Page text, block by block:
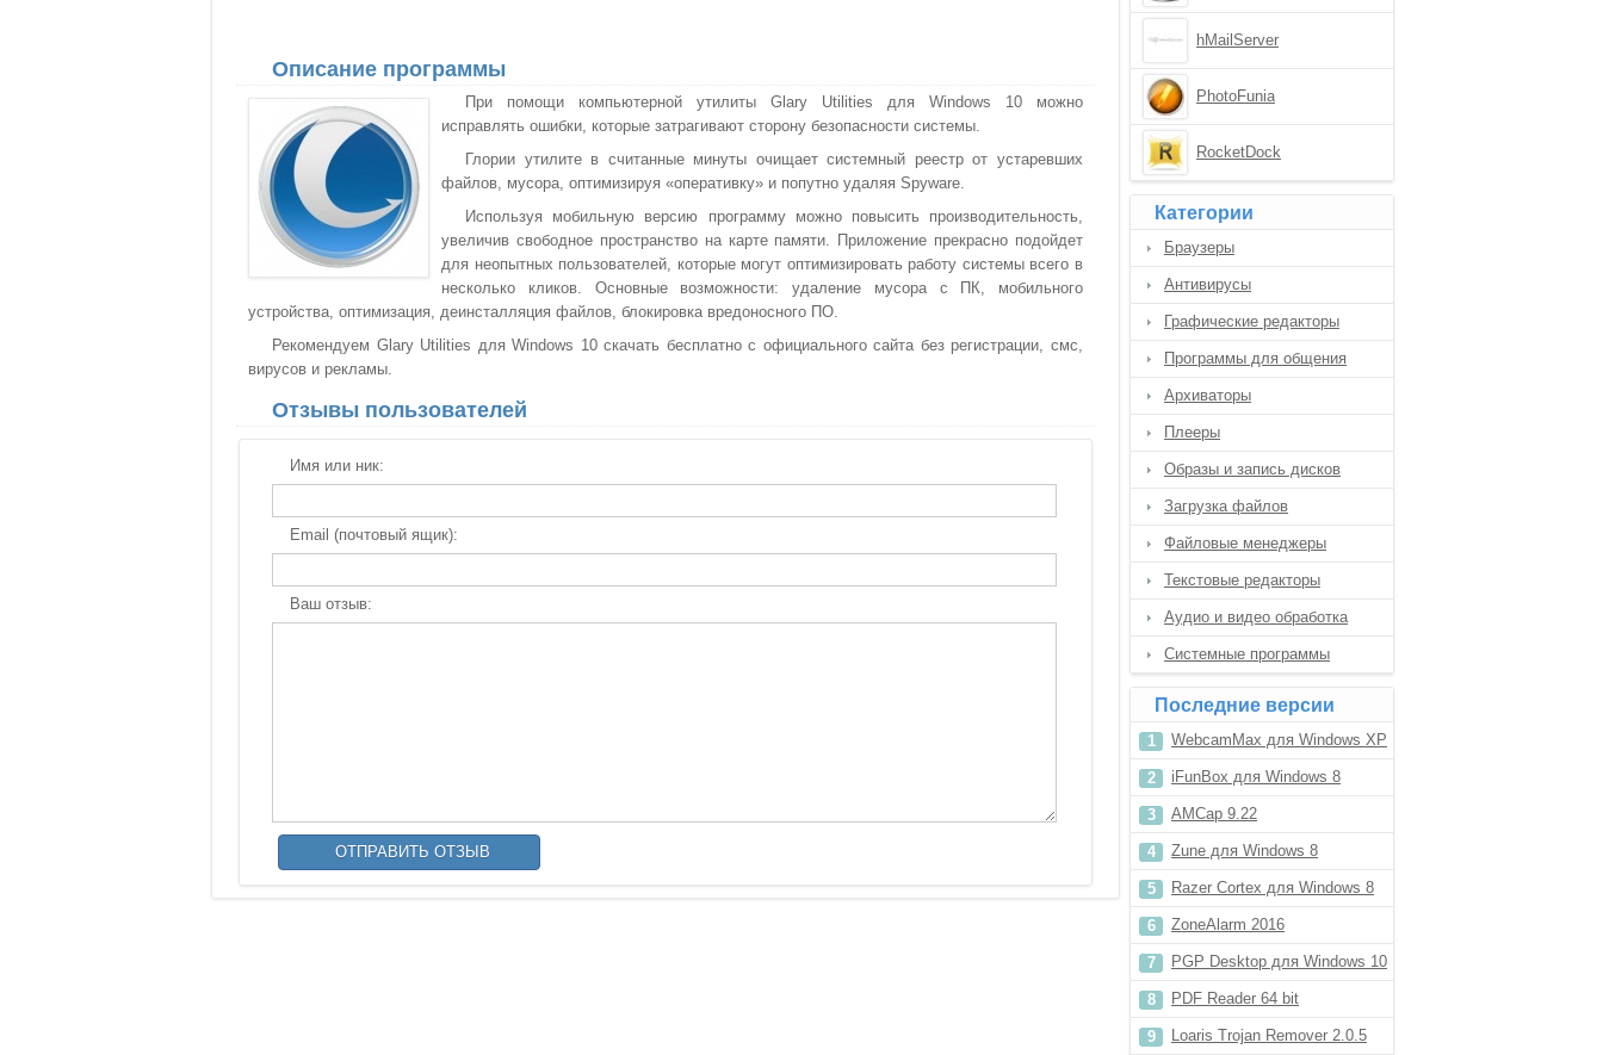
Описание программы
При помощи компьютерной утилиты Glary Utilities для Windows 10 можно
исправлять ошибки, которые затрагивают сторону безопасности системы.
Глории утилите в считанные минуты очищает системный реестр от устаревших
файлов, мусора, оптимизируя «оперативку» и попутно удаляя Spyware.
Используя мобильную версию программу можно повысить производительность,
увеличив свободное пространство на карте памяти. Приложение прекрасно подойдет
для неопытных пользователей, которые могут оптимизировать работу системы всего в
несколько кликов. Основные возможности: удаление мусора с ПК, мобильного
устройства, оптимизация, деинсталляция файлов, блокировка вредоносного ПО.
Рекомендуем Glary Utilities для Windows 10 скачать бесплатно с официального сайта без регистрации, смс,
вирусов и рекламы.
Отзывы пользователей
Имя или ник:
Email (почтовый ящик):
Ваш отзыв:
hMailServer
PhotoFunia
RocketDock
Категории
Браузеры
Антивирусы
Графические редакторы
Программы для общения
Архиваторы
Плееры
Образы и запись дисков
Загрузка файлов
Файловые менеджеры
Текстовые редакторы
Аудио и видео обработка
Системные программы
Последние версии
WebcamMax для Windows XP
iFunBox для Windows 8
AMCap 9.22
Zune для Windows 8
Razer Cortex для Windows 8
ZoneAlarm 2016
PGP Desktop для Windows 10
PDF Reader 64 bit
Loaris Trojan Remover 2.0.5